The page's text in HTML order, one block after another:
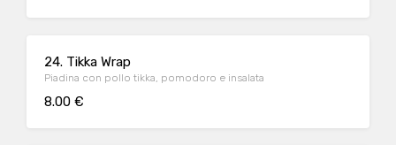
24. Tikka Wrap
Piadina con pollo tikka, pomodoro e insalata
8.00 €